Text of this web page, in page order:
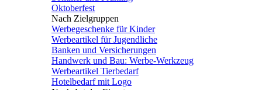
Oktoberfest
Nach Zielgruppen
Werbegeschenke für Kinder
Werbeartikel für Jugendliche
Banken und Versicherungen
Handwerk und Bau: Werbe-Werkzeug
Werbeartikel Tierbedarf
Hotelbedarf mit Logo